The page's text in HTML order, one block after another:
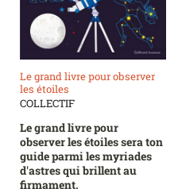
Le grand livre pour observer
les étoiles
COLLECTIF
Le grand livre pour
observer les étoiles sera ton
guide parmi les myriades
d'astres qui brillent au
firmament.